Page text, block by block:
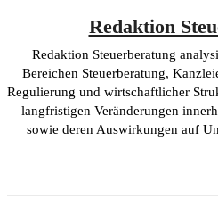
Redaktion
Redaktion Steuerberatung
Bereichen Steuerberatung,
Regulierung und wirtschaftlicher
langfristigen Veränderungen
sowie deren Auswirkungen auf